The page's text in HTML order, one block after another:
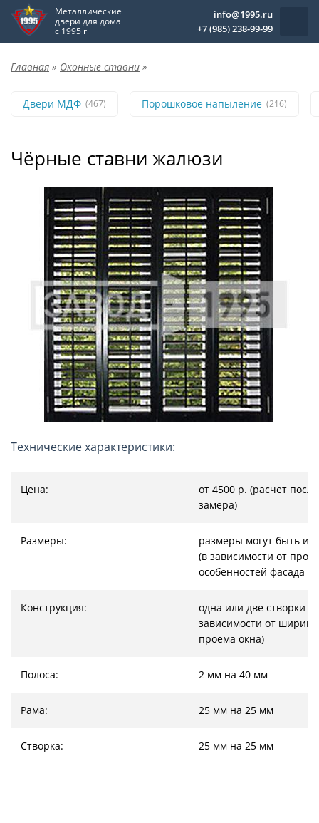
Металлические
двери для дома
с 1995 г
info@1995.ru
+7 (985) 238-99-99
Главная » Оконные ставни »
Двери МДФ (467) Порошковое напыление (216)
Чёрные ставни жалюзи
Технические характеристики:
Цена:
от 4500 р. (расчет после
замера)
Размеры:
размеры могут быть
(в зависимости от
особенностей фасада и
Конструкция:
одна или две створки (в
зависимости от
проема окна)
Полоса: 2 мм на 40 мм
Рама: 25 мм на 25 мм
Створка: 25 мм на 25 мм